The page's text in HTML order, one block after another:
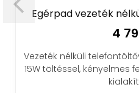
Egérpad vezeték
4
Vezeték nélküli
15W töltéssel, kényelmes